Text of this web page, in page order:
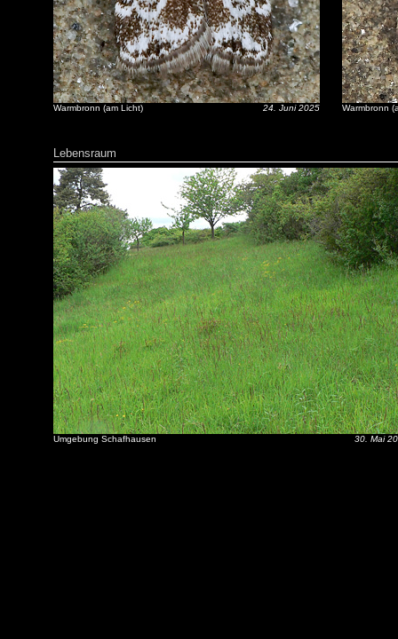
Warmbronn (am Licht) 24. Juni 2025 Warmbronn
Lebensraum
Umgebung Schafhausen 30. Mai